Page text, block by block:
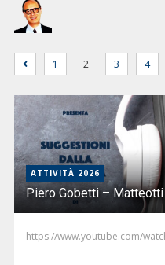
1 2 3 4
ATTIVITÀ 2026
Piero Gobetti – Matteotti
https://www.youtube.com/